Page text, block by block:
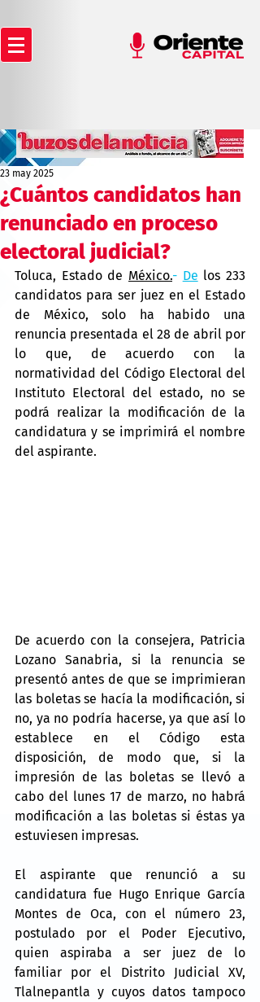
¿Cuántos candidatos han
renunciado en proceso
electoral judicial?
23 may 2025
Toluca, Estado de México.- De los 233
candidatos para ser juez en el Estado
de México, solo ha habido una
renuncia presentada el 28 de abril por
lo que, de acuerdo con la
normatividad del Código Electoral del
Instituto Electoral del estado, no se
podrá realizar la modificación de la
candidatura y se imprimirá el nombre
del aspirante.
De acuerdo con la consejera, Patricia
Lozano Sanabria, si la renuncia se
presentó antes de que se imprimieran
las boletas se hacía la modificación, si
no, ya no podría hacerse, ya que así lo
establece en el Código esta
disposición, de modo que, si la
impresión de las boletas se llevó a
cabo del lunes 17 de marzo, no habrá
modificación a las boletas si éstas ya
estuviesen impresas.
El aspirante que renunció a su
candidatura fue Hugo Enrique García
Montes de Oca, con el número 23,
postulado por el Poder Ejecutivo,
quien aspiraba a ser juez de lo
familiar por el Distrito Judicial XV,
Tlalnepantla y cuyos datos tampoco